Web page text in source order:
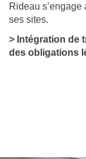
Rideau
ses sites.
> Intégration de
des obligations